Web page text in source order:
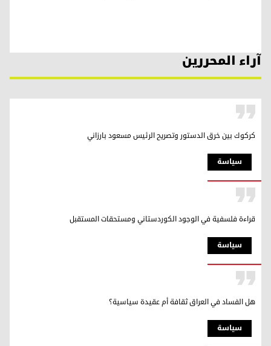
آراء المحررين
سیاسة
کرکوك بین خرق الدستور وتصریح الرئیس مسعود بارزاني
سیاسة
قراءة فلسفية في الوجود الكوردستاني ومستحقات المستقبل
سیاسة
هل الفساد في العراق ثقافة أم عقيدة سياسية؟